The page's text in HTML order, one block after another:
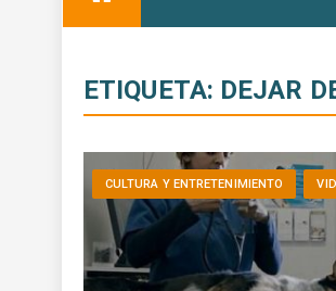
ETIQUETA: DEJAR
CULTURA Y ENTRETENIMIENTO